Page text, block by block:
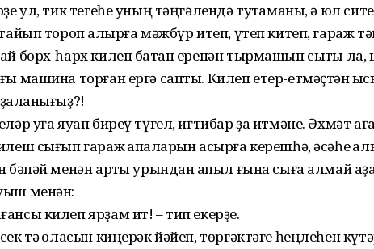
ул, тик тегеһе уның тәңгәлендә туҡтаманы, ә юл
тороп ҡалырға мәжбүр итеп, үтеп китеп, гараж
борх-һарх килеп батҡан еренән тырмашып сыҡты ла,
машина торған ергә сапты. Килеп етер-етмәҫтән
уға яуап биреү түгел, иғтибар ҙа итмәне. Әхмәт
сығып гараж ҡапҡаларын асырға керешһә, әсәһе
бәпәй менән артҡы урындан ҡапыл ғына сыға алмай
менән:
килеп ярҙам ит! – тип екерҙе.
тә ҡоласын киңе­рәк йәйеп, төргәктәге һеңлеһен